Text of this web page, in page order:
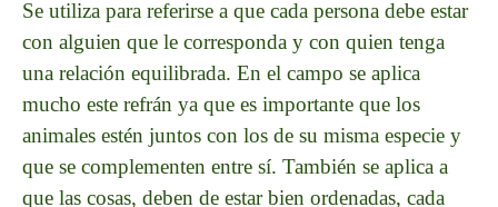
Se utiliza para referirse a que cada persona debe estar
con alguien que le corresponda y con quien tenga
una relación equilibrada. En el campo se aplica
mucho este refrán ya que es importante que los
animales estén juntos con los de su misma especie y
que se complementen entre sí. También se aplica a
que las cosas, deben de estar bien ordenadas, cada